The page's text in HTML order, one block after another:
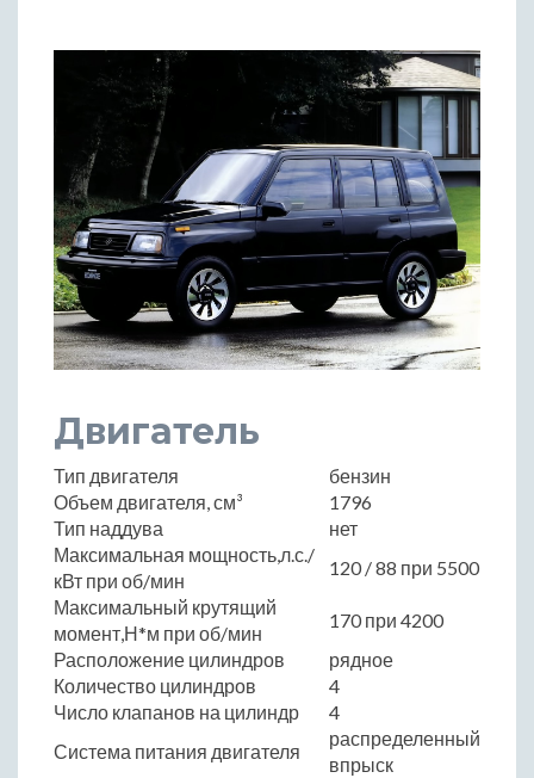
Двигатель
Тип двигателя
бензин
Объем двигателя, см³
1796
Тип наддува
нет
Максимальная мощность,л.с./
кВт при об/мин
120 / 88 при 5500
Максимальный крутящий
момент,Н*м при об/мин
170 при 4200
Расположение цилиндров
рядное
Количество цилиндров
4
Число клапанов на цилиндр
4
Система питания двигателя
распределенный
впрыск